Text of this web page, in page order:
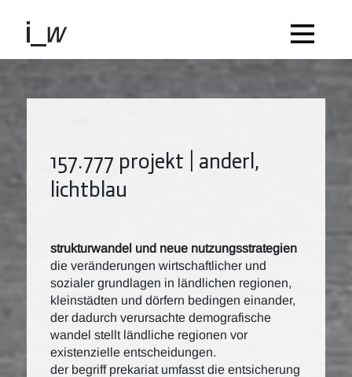
157.777 projekt | anderl,
lichtblau
strukturwandel und neue nutzungsstrategien
die veränderungen wirtschaftlicher und
sozialer grundlagen in ländlichen regionen,
kleinstädten und dörfern bedingen einander,
der dadurch verursachte demografische
wandel stellt ländliche regionen vor
existenzielle entscheidungen.
der begriff prekariat umfasst die entsicherung